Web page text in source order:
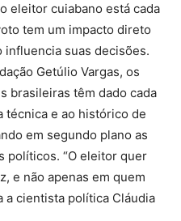
eleitor cuiabano está cada
tem um impacto direto
influencia suas decisões.
Getúlio Vargas, os
brasileiras têm dado cada
técnica e ao histórico de
em segundo plano as
políticos. “O eleitor quer
e não apenas em quem
a cientista política Cláudia